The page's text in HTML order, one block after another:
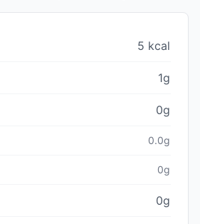
5 kcal
1g
0g
0.0g
0g
0g